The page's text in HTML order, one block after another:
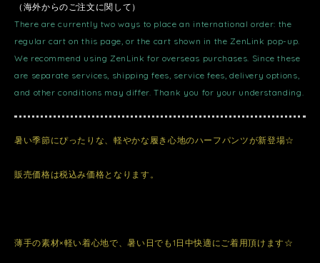
（海外からのご注文に関して）
There are currently two ways to place an international order: the
regular cart on this page, or the cart shown in the ZenLink pop-up.
We recommend using ZenLink for overseas purchases. Since these
are separate services, shipping fees, service fees, delivery options,
and other conditions may differ. Thank you for your understanding.
暑い季節にぴったりな、軽やかな履き心地のハーフパンツが新登場☆
販売価格は税込み価格となります。
薄手の素材×軽い着心地で、暑い日でも1日中快適にご着用頂けます☆